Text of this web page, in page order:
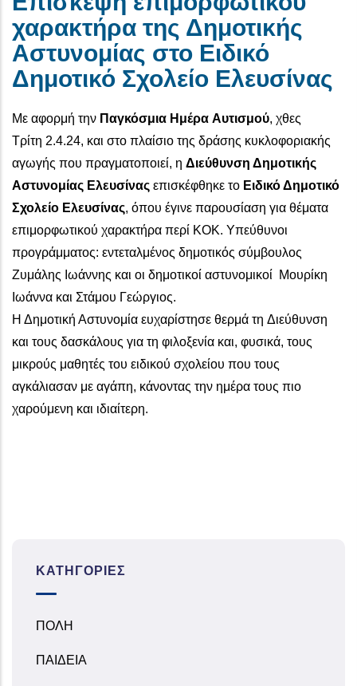
χαρακτήρα της Δημοτικής
Αστυνομίας στο Ειδικό
Δημοτικό Σχολείο Ελευσίνας
Με αφορμή την Παγκόσμια Ημέρα Αυτισμού, χθες
Τρίτη 2.4.24, και στο πλαίσιο της δράσης κυκλοφοριακής
αγωγής που πραγματοποιεί, η Διεύθυνση Δημοτικής
Αστυνομίας Ελευσίνας επισκέφθηκε το Ειδικό Δημοτικό
Σχολείο Ελευσίνας, όπου έγινε παρουσίαση για θέματα
επιμορφωτικού χαρακτήρα περί ΚΟΚ. Υπεύθυνοι
προγράμματος: εντεταλμένος δημοτικός σύμβουλος
Ζυμάλης Ιωάννης και οι δημοτικοί αστυνομικοί Μουρίκη
Ιωάννα και Στάμου Γεώργιος.
Η Δημοτική Αστυνομία ευχαρίστησε θερμά τη Διεύθυνση
και τους δασκάλους για τη φιλοξενία και, φυσικά, τους
μικρούς μαθητές του ειδικού σχολείου που τους
αγκάλιασαν με αγάπη, κάνοντας την ημέρα τους πιο
χαρούμενη και ιδιαίτερη.
ΚΑΤΗΓΟΡΊΕΣ
ΠΟΛΗ
ΠΑΙΔΕΙΑ